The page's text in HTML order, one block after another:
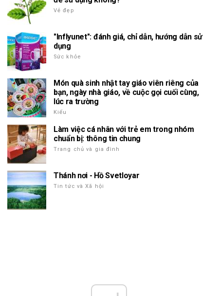
Vẻ đẹp
"Inflyunet": đánh giá, chỉ dẫn, hướng dẫn sử
dụng
Sức khỏe
Món quà sinh nhật tay giáo viên riêng của
bạn, ngày nhà giáo, về cuộc gọi cuối cùng,
lúc ra trường
Kiểu
Làm việc cá nhân với trẻ em trong nhóm
chuẩn bị: thông tin chung
Trang chủ và gia đình
Thánh nơi - Hồ Svetloyar
Tin tức và Xã hội